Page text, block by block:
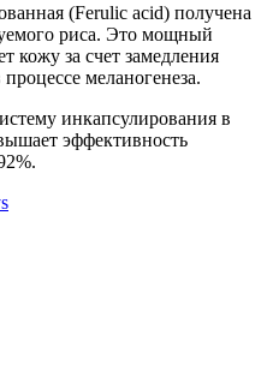
(Ferulic acid) получена
риса. Это мощный
кожу за счет замедления
меланогенеза.
инкапсулирования в
эффективность